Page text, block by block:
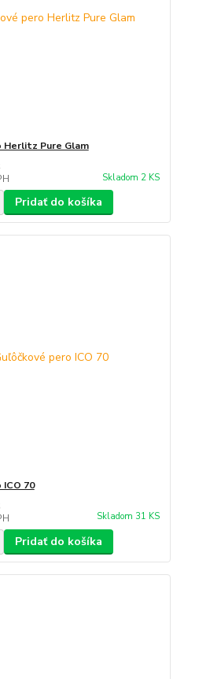
Herlitz Pure Glam
Skladom 2 KS
Pridať do košíka
70
Skladom 31 KS
Pridať do košíka